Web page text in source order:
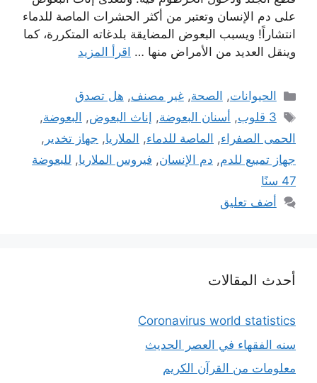
على دم الإنسان وتعتبر من أكثر الحشرات الماصة للدماء
انتشاراً! ويسبب البعوض المضايقة بلدغاته المتكررة، كما
وينقل العديد من الأمراض منها … اقرأ المزيد
التصنيفات
الحيوانات, الصحة,غير مصنف, هل تصدق
الوسوم
3 قلوب , أسنان البعوضة, إناث البعوض, البعوضة,
الحمى الصفراء, الماصة للدماء, الملاريا, جهاز تخدير ,
جهاز تمييع للدم, دم الإنسان, فيروس الملاريا, للبعوضة
47 سنًا
أضف تعليق
أحدث المقالات
Coronavirus world statistics
سنه الفقهاء في العصر الحديث
معلومات من القرآن الكريم